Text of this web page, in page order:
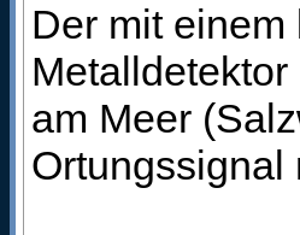
Der mit
am Meer
Ortungssignal